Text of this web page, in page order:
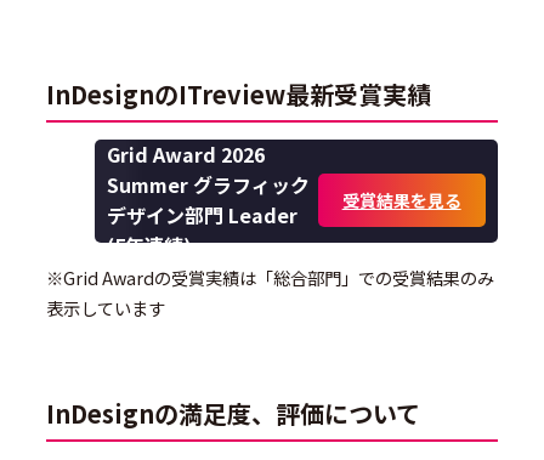
InDesignのITreview最新受賞実績
Grid Award 2026
Summer グラフィック
デザイン部門 Leader
(5年連続)
受賞結果を見る
※Grid Awardの受賞実績は「総合部門」での受賞結果のみ
表示しています
InDesignの満足度、評価について